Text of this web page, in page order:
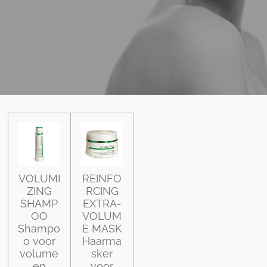
VOLUMI
ZING
SHAMP
OO
Shampo
o voor
volume
REINFO
RCING
EXTRA-
VOLUM
E MASK
Haarma
sker